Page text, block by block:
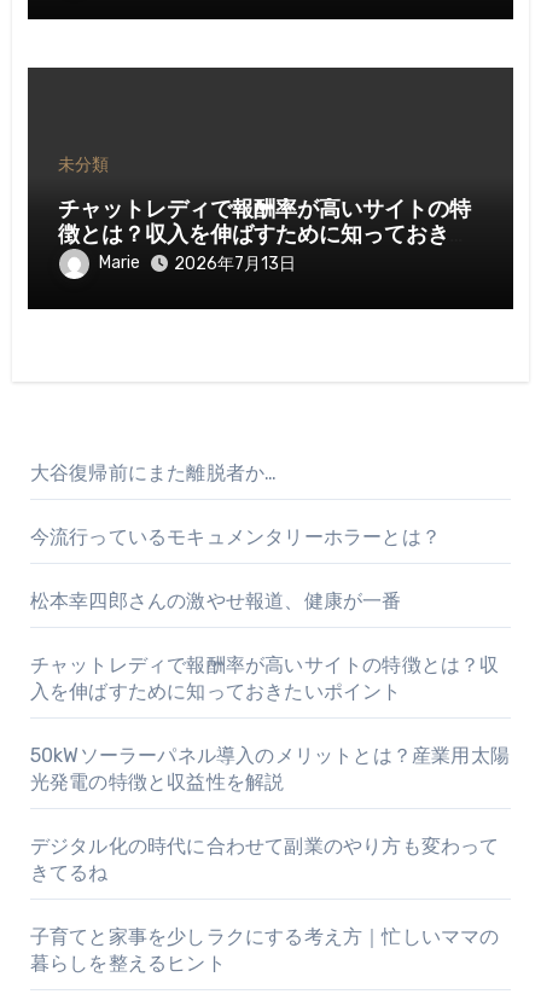
未分類
チャットレディで報酬率が高いサイトの特
徴とは？収入を伸ばすために知っておきた
いポイント
Marie 2026年7月13日
大谷復帰前にまた離脱者か…
今流行っているモキュメンタリーホラーとは？
松本幸四郎さんの激やせ報道、健康が一番
チャットレディで報酬率が高いサイトの特徴とは？収
入を伸ばすために知っておきたいポイント
50kWソーラーパネル導入のメリットとは？産業用太陽
光発電の特徴と収益性を解説
デジタル化の時代に合わせて副業のやり方も変わって
きてるね
子育てと家事を少しラクにする考え方｜忙しいママの
暮らしを整えるヒント